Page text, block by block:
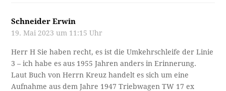
Schneider Erwin
19. Mai 2023 um 11:15 Uhr
Herr H Sie haben recht, es ist die Umkehrschleife der Linie
3 – ich habe es aus 1955 Jahren anders in Erinnerung.
Laut Buch von Herrn Kreuz handelt es sich um eine
Aufnahme aus dem Jahre 1947 Triebwagen TW 17 ex